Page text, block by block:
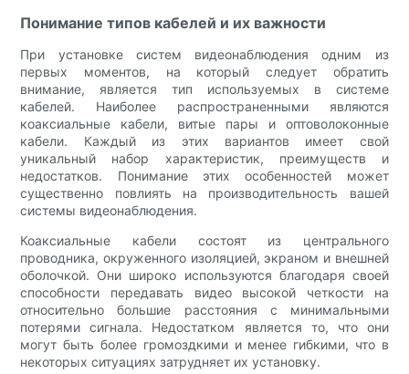
Понимание типов кабелей и их важности
При установке систем видеонаблюдения одним из
первых моментов, на который следует обратить
внимание, является тип используемых в системе
кабелей. Наиболее распространенными являются
коаксиальные кабели, витые пары и оптоволоконные
кабели. Каждый из этих вариантов имеет свой
уникальный набор характеристик, преимуществ и
недостатков. Понимание этих особенностей может
существенно повлиять на производительность вашей
системы видеонаблюдения.
Коаксиальные кабели состоят из центрального
проводника, окруженного изоляцией, экраном и внешней
оболочкой. Они широко используются благодаря своей
способности передавать видео высокой четкости на
относительно большие расстояния с минимальными
потерями сигнала. Недостатком является то, что они
могут быть более громоздкими и менее гибкими, что в
некоторых ситуациях затрудняет их установку.